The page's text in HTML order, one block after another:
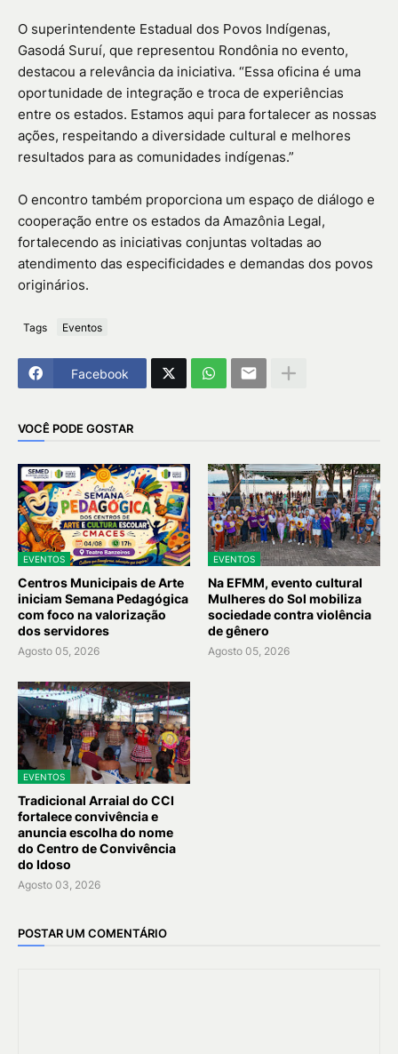
O superintendente Estadual dos Povos Indígenas,
Gasodá Suruí, que representou Rondônia no evento,
destacou a relevância da iniciativa. “Essa oficina é uma
oportunidade de integração e troca de experiências
entre os estados. Estamos aqui para fortalecer as nossas
ações, respeitando a diversidade cultural e melhores
resultados para as comunidades indígenas.”
O encontro também proporciona um espaço de diálogo e
cooperação entre os estados da Amazônia Legal,
fortalecendo as iniciativas conjuntas voltadas ao
atendimento das especificidades e demandas dos povos
originários.
Tags Eventos
Facebook
VOCÊ PODE GOSTAR
EVENTOS
Centros Municipais de Arte
iniciam Semana Pedagógica
com foco na valorização
dos servidores
Agosto 05, 2026
EVENTOS
Na EFMM, evento cultural
Mulheres do Sol mobiliza
sociedade contra violência
de gênero
Agosto 05, 2026
EVENTOS
Tradicional Arraial do CCI
fortalece convivência e
anuncia escolha do nome
do Centro de Convivência
do Idoso
Agosto 03, 2026
POSTAR UM COMENTÁRIO